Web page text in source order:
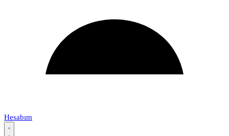
Hesabım